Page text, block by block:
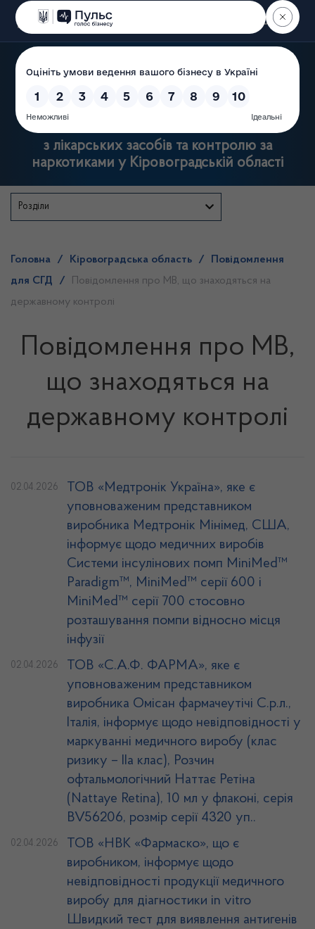
Пошук
з лікарських засобів та контролю за
наркотиками у Кіровоградській області
Розділи
Головна / Кіровоградська область /
Повідомлення
для СГД
/
Повідомлення про МВ, що знаходяться на
державному контролі
Повідомлення про МВ,
що знаходяться на
державному контролі
02.04.2026
ТОВ «Медтронік Україна», яке є
уповноваженим представником
виробника Медтронік Мінімед, США,
інформує щодо медичних виробів
Системи інсулінових помп MiniMed™
Paradigm™, MiniMed™ серії 600 і
MiniMed™ серії 700 стосовно
розташування помпи відносно місця
інфузії
02.04.2026
ТОВ «С.А.Ф. ФАРМА», яке є
уповноваженим представником
виробника Омісан фармачеутічі С.р.л.,
Італія, інформує щодо невідповідності у
маркуванні медичного виробу (клас
ризику – ІІа клас), Розчин
офтальмологічний Наттає Ретіна
(Nattaye Retina), 10 мл у флаконі, серія
BV56206, розмір серії 4320 уп..
02.04.2026
ТОВ «НВК «Фармаско», що є
виробником, інформує щодо
невідповідності продукції медичного
виробу для діагностики in vitro
Швидкий тест для виявлення антигенів